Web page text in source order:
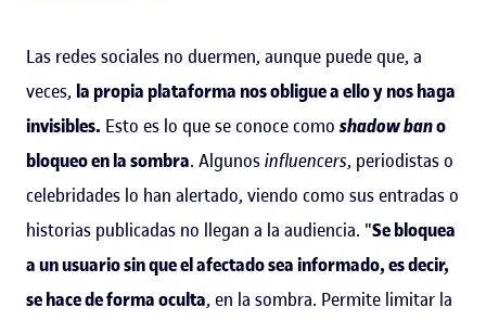
Las redes sociales no duermen, aunque puede que, a
veces, la propia plataforma nos obligue a ello y nos haga
invisibles. Esto es lo que se conoce comoshadow bano
bloqueo en la sombra. Algunosinfluencers, periodistas o
celebridades lo han alertado, viendo como sus entradas o
historias publicadas no llegan a la audiencia. "Se bloquea
a un usuario sin que el afectado sea informado, es decir,
se hace de forma oculta, en la sombra. Permite limitar la